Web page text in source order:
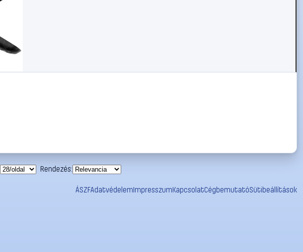
Rendezés:
ÁSZFAdatvédelemImpresszumKapcsolatCégbemutatóSütibeállítások